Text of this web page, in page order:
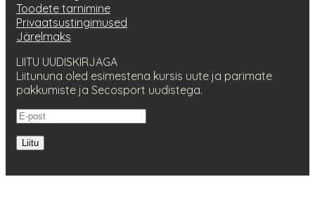
Toodete tarnimine
Privaatsustingimused
Järelmaks
LIITU UUDISKIRJAGA
Liitununa oled esimestena kursis uute ja parimate
pakkumiste ja Secosport uudistega.
Liitu